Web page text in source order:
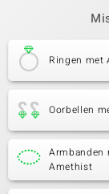
Ringen met
Oorbellen
Armbanden
Amethist